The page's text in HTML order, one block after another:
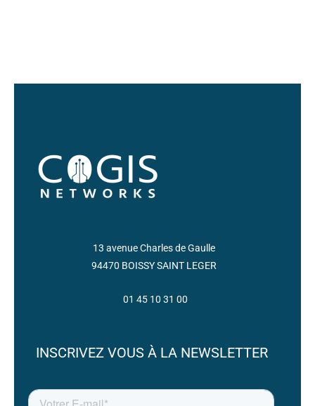
13 avenue Charles de Gaulle
94470 BOISSY SAINT LEGER
01 45 10 31 00
INSCRIVEZ VOUS À LA NEWSLETTER